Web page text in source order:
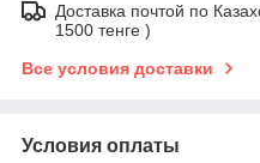
Доставка почтой по
1500 тенге )
Все условия доставки
Условия оплаты